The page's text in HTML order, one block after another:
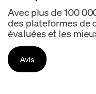
Avec plus de 100
des plateformes de
évaluées et les
Avis